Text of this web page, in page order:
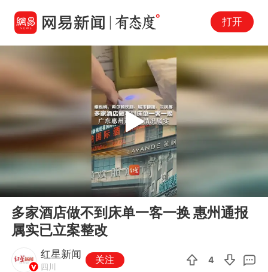
打开
00:00 00:36
Play
多家酒店做不到床单一客一换 惠州通报
属实已立案整改
红星新闻
四川
关注 4